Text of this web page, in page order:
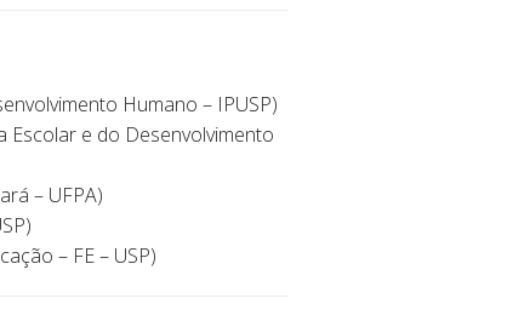
Humano – IPUSP)
Escolar e do Desenvolvimento
– UFPA)
– FE – USP)